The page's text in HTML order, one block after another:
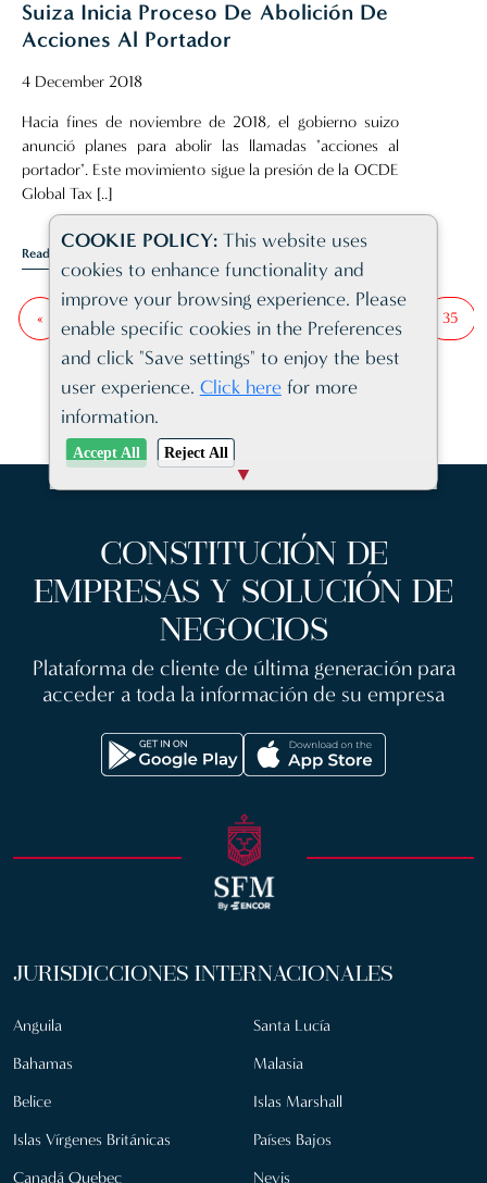
Suiza Inicia Proceso De Abolición De
Acciones Al Portador
4 December 2018
Hacia fines de noviembre de 2018, el gobierno suizo
anunció planes para abolir las llamadas "acciones al
portador". Este movimiento sigue la presión de la OCDE
Global Tax [..]
Read Article
« Anterior 32 35
CONSTITUCIÓN DE
EMPRESAS Y SOLUCIÓN DE
NEGOCIOS
Plataforma de cliente de última generación para
acceder a toda la información de su empresa
JURISDICCIONES INTERNACIONALES
Anguila
Bahamas
Belice
Islas Vírgenes Británicas
Canadá Quebec
Santa Lucía
Malasia
Islas Marshall
Países Bajos
Nevis
COOKIE POLICY: This website uses
cookies to enhance functionality and
improve your browsing experience. Please
enable specific cookies in the Preferences
and click "Save settings" to enjoy the best
user experience. Click herefor more
information.
Accept All Reject All